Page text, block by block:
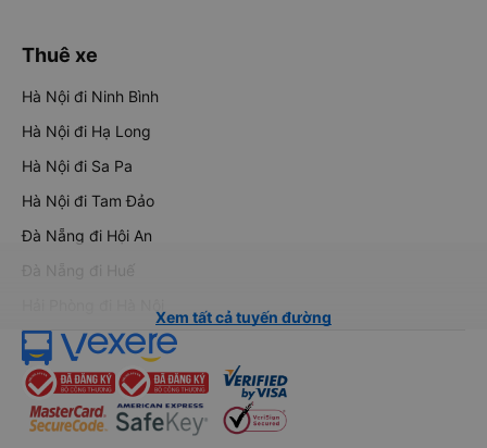
Thuê xe
Hà Nội đi Ninh Bình
Hà Nội đi Hạ Long
Hà Nội đi Sa Pa
Hà Nội đi Tam Đảo
Đà Nẵng đi Hội An
Đà Nẵng đi Huế
Xem tất cả tuyến đường